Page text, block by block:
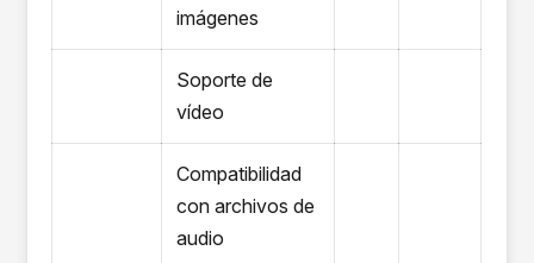
imágenes
Soporte de
vídeo
Compatibilidad
con archivos de
audio